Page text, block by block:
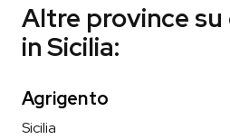
Altre province
in Sicilia:
Agrigento
Sicilia